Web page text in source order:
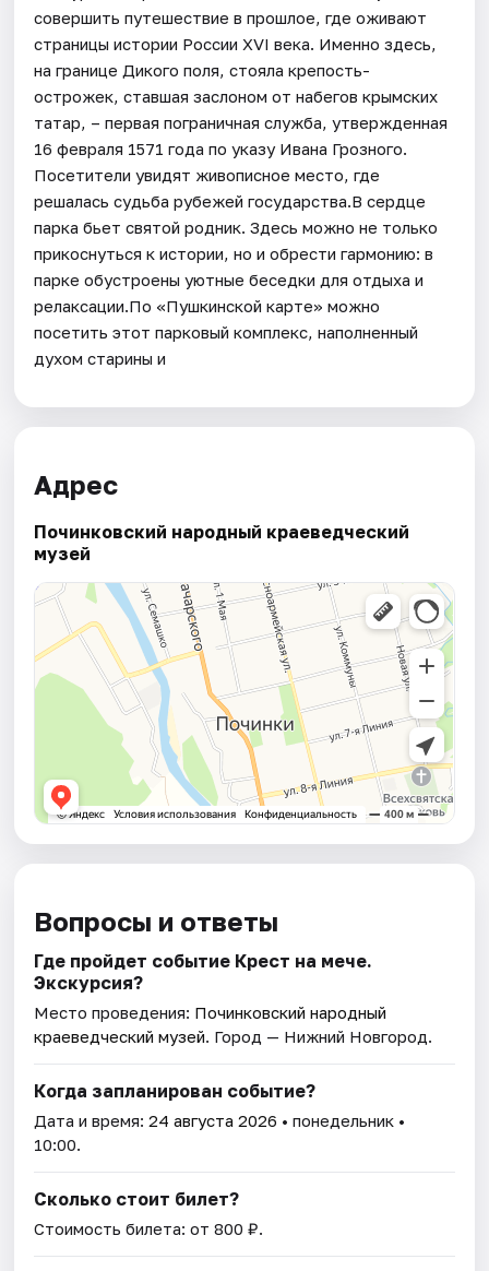
совершить путешествие в прошлое, где оживают
страницы истории России XVI века. Именно здесь,
на границе Дикого поля, стояла крепость-
острожек, ставшая заслоном от набегов крымских
татар, – первая пограничная служба, утвержденная
16 февраля 1571 года по указу Ивана Грозного.
Посетители увидят живописное место, где
решалась судьба рубежей государства.В сердце
парка бьет святой родник. Здесь можно не только
прикоснуться к истории, но и обрести гармонию: в
парке обустроены уютные беседки для отдыха и
релаксации.По «Пушкинской карте» можно
посетить этот парковый комплекс, наполненный
духом старины и
Адрес
Починковский народный краеведческий
музей
Вопросы и ответы
Где пройдет событие Крест на мече.
Экскурсия?
Место проведения: Починковский народный
краеведческий музей. Город — Нижний Новгород.
Когда запланирован событие?
Дата и время:24 августа 2026 • понедельник •
10:00.
Сколько стоит билет?
Стоимость билета: от 800 ₽.